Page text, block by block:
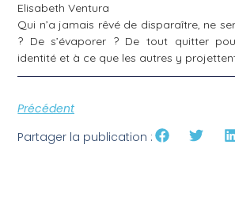
Elisabeth Ventura
Qui n’a jamais rêvé de disparaître, ne
? De s’évaporer ? De tout quitter
identité et à ce que les autres y
Précédent
Partager la publication :